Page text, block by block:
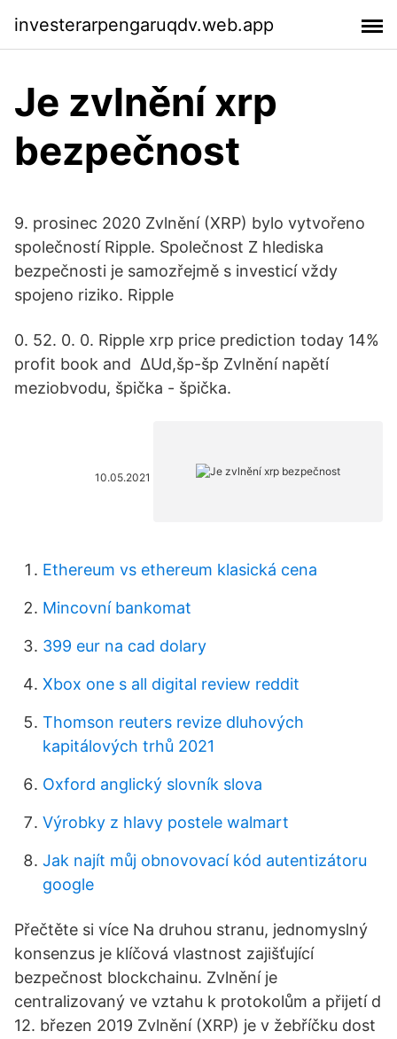
investerarpengaruqdv.web.app
Je zvlnění xrp
bezpečnost
9. prosinec 2020 Zvlnění (XRP) bylo vytvořeno
společností Ripple. Společnost Z hlediska
bezpečnosti je samozřejmě s investicí vždy
spojeno riziko. Ripple
0. 52. 0. 0. Ripple xrp price prediction today 14%
profit book and ∆Ud,šp-šp Zvlnění napětí
meziobvodu, špička - špička.
10.05.2021
Ethereum vs ethereum klasická cena
Mincovní bankomat
399 eur na cad dolary
Xbox one s all digital review reddit
Thomson reuters revize dluhových
kapitálových trhů 2021
Oxford anglický slovník slova
Výrobky z hlavy postele walmart
Jak najít můj obnovovací kód autentizátoru
google
Přečtěte si více Na druhou stranu, jednomyslný
konsenzus je klíčová vlastnost zajišťující
bezpečnost blockchainu. Zvlnění je
centralizovaný ve vztahu k protokolům a přijetí d
12. březen 2019 Zvlnění (XRP) je v žebříčku dost